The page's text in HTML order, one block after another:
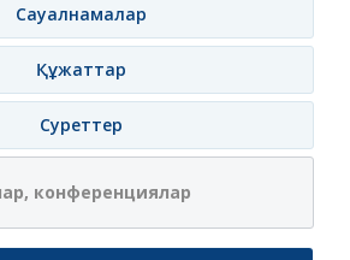
Сауалнамалар
Құжаттар
Суреттер
конференциялар